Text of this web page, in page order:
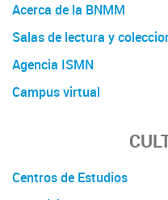
Acerca de la BNMM
Salas de lectura y
Agencia ISMN
Campus virtual
Centros de Estudios